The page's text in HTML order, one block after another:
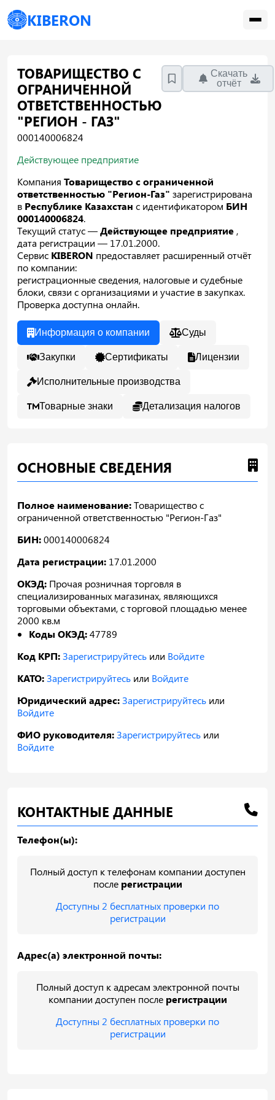
KIBERON
ТОВАРИЩЕСТВО С
ОГРАНИЧЕННОЙ
ОТВЕТСТВЕННОСТЬЮ
"РЕГИОН - ГАЗ"
000140006824
Скачать
отчёт
Действующее предприятие
Компания Товарищество с ограниченной
ответственностью "Регион-Газ" зарегистрирована
в Республике Казахстан с идентификатором БИН
000140006824.
Текущий статус —Действующее предприятие ,
дата регистрации — 17.01.2000.
Сервис KIBERON предоставляет расширенный отчёт
по компании:
регистрационные сведения, налоговые и судебные
блоки, связи с организациями и участие в закупках.
Проверка доступна онлайн.
Информация о компании Суды
Закупки Сертификаты Лицензии
Исполнительные производства
Товарные знаки Детализация налогов
ОСНОВНЫЕ СВЕДЕНИЯ
Полное наименование:Товарищество с
ограниченной ответственностью "Регион-Газ"
БИН:000140006824
Дата регистрации: 17.01.2000
ОКЭД: Прочая розничная торговля в
специализированных магазинах, являющихся
торговыми объектами, с торговой площадью менее
2000 кв.м
Коды ОКЭД:47789
Код КРП:Зарегистрируйтесь или Войдите
КАТО:Зарегистрируйтесь или Войдите
Юридический адрес:Зарегистрируйтесь или
Войдите
ФИО руководителя:Зарегистрируйтесь или
Войдите
КОНТАКТНЫЕ ДАННЫЕ
Телефон(ы):
Полный доступ к телефонам компании доступен
после регистрации
Доступны 2 бесплатных проверки по
регистрации
Адрес(а) электронной почты:
Полный доступ к адресам электронной почты
компании доступен после регистрации
Доступны 2 бесплатных проверки по
регистрации